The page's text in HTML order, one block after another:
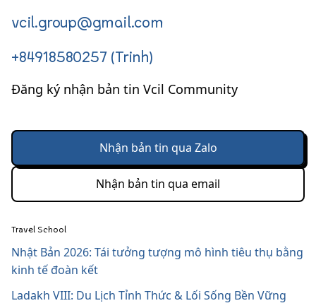
vcil.group@gmail.com
+84918580257 (Trinh)
Đăng ký nhận bản tin Vcil Community
Nhận bản tin qua Zalo
Nhận bản tin qua email
Travel School
Nhật Bản 2026: Tái tưởng tượng mô hình tiêu thụ bằng
kinh tế đoàn kết
Ladakh VIII: Du Lịch Tỉnh Thức & Lối Sống Bền Vững